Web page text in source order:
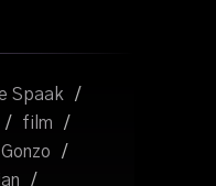
Spaak
/
/ film
/
Gonzo
/
/